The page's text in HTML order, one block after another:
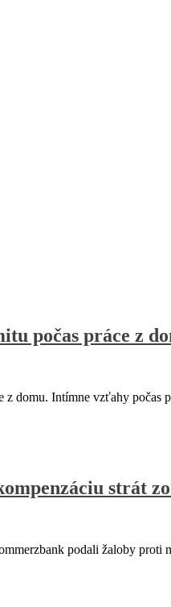
počas práce z
z domu. Intímne vzťahy počas
strát
podali žaloby proti